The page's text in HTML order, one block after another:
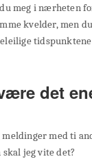
meg i nærheten
kvelder, men
det
meldinger med ti
jeg vite det?